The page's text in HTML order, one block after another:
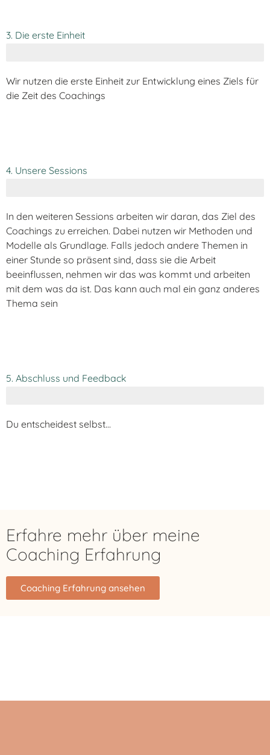
3. Die erste Einheit
Wir nutzen die erste Einheit zur Entwicklung eines Ziels für
die Zeit des Coachings
4. Unsere Sessions
In den weiteren Sessions arbeiten wir daran, das Ziel des
Coachings zu erreichen. Dabei nutzen wir Methoden und
Modelle als Grundlage. Falls jedoch andere Themen in
einer Stunde so präsent sind, dass sie die Arbeit
beeinflussen, nehmen wir das was kommt und arbeiten
mit dem was da ist. Das kann auch mal ein ganz anderes
Thema sein
5. Abschluss und Feedback
Du entscheidest selbst…
Erfahre mehr über meine
Coaching Erfahrung
Coaching Erfahrung ansehen